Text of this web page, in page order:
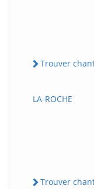
Trouver
LA-ROCHE
Trouver